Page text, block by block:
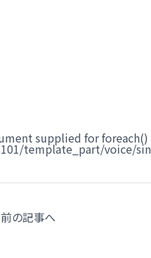
supplied for
template_part/voice/
前の記事へ